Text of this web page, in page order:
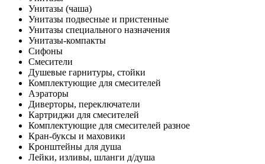
Унитазы (чаша)
Унитазы подвесные и пристенные
Унитазы специального назначения
Унитазы-компакты
Сифоны
Смесители
Душевые гарнитуры, стойки
Комплектующие для смесителей
Аэраторы
Диверторы, переключатели
Картриджи для смесителей
Комплектующие для смесителей разное
Кран-буксы и маховики
Кронштейны для душа
Лейки, изливы, шланги д/душа